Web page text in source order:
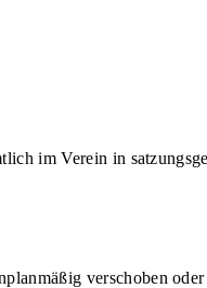
im Verein in
verschoben